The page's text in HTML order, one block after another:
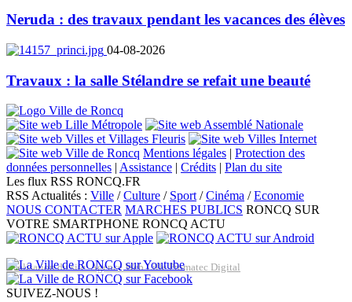
Neruda : des travaux pendant les vacances des élèves
04-08-2026
Travaux : la salle Stélandre se refait une beauté
Mentions légales | Protection des
données personnelles | Assistance | Crédits | Plan du site
Les flux RSS RONCQ.FR
RSS Actualités : Ville /Culture / Sport/Cinéma /Economie
NOUS CONTACTER MARCHES PUBLICS RONCQ SUR
VOTRE SMARTPHONE RONCQ ACTU
Réalisation du site: Agence Web Lille Promatec Digital
SUIVEZ-NOUS !